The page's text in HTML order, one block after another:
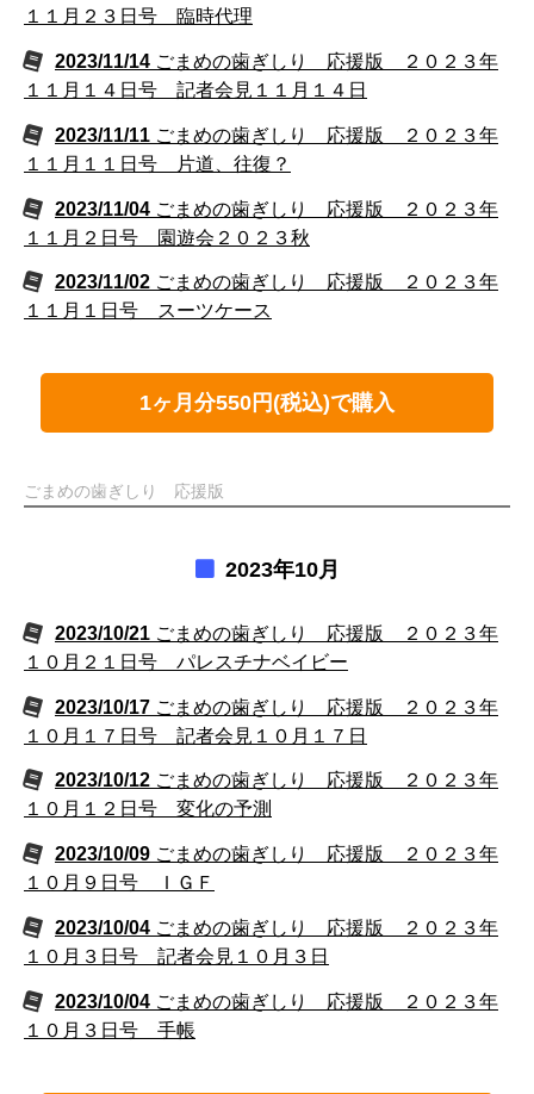
１１月２３日号 臨時代理
2023/11/14 ごまめの歯ぎしり 応援版 ２０２３年
１１月１４日号 記者会見１１月１４日
2023/11/11 ごまめの歯ぎしり 応援版 ２０２３年
１１月１１日号 片道、往復？
2023/11/04 ごまめの歯ぎしり 応援版 ２０２３年
１１月２日号 園遊会２０２３秋
2023/11/02 ごまめの歯ぎしり 応援版 ２０２３年
１１月１日号 スーツケース
1ヶ月分550円(税込)で購入
ごまめの歯ぎしり 応援版
2023年10月
2023/10/21 ごまめの歯ぎしり 応援版 ２０２３年
１０月２１日号 パレスチナベイビー
2023/10/17 ごまめの歯ぎしり 応援版 ２０２３年
１０月１７日号 記者会見１０月１７日
2023/10/12 ごまめの歯ぎしり 応援版 ２０２３年
１０月１２日号 変化の予測
2023/10/09 ごまめの歯ぎしり 応援版 ２０２３年
１０月９日号 ＩＧＦ
2023/10/04 ごまめの歯ぎしり 応援版 ２０２３年
１０月３日号 記者会見１０月３日
2023/10/04 ごまめの歯ぎしり 応援版 ２０２３年
１０月３日号 手帳